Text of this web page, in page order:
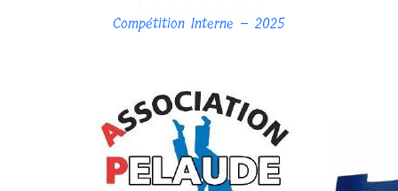
Compétition Interne – 2025